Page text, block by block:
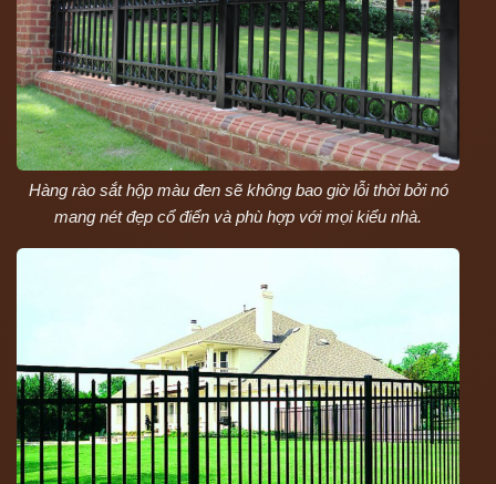
Hàng rào sắt hộp màu đen sẽ không bao giờ lỗi thời bởi nó
mang nét đẹp cổ điển và phù hợp với mọi kiểu nhà.